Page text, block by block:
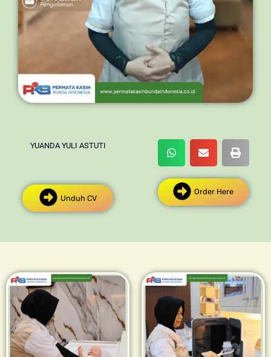
YUANDA YULI ASTUTI
Unduh CV
Order Here